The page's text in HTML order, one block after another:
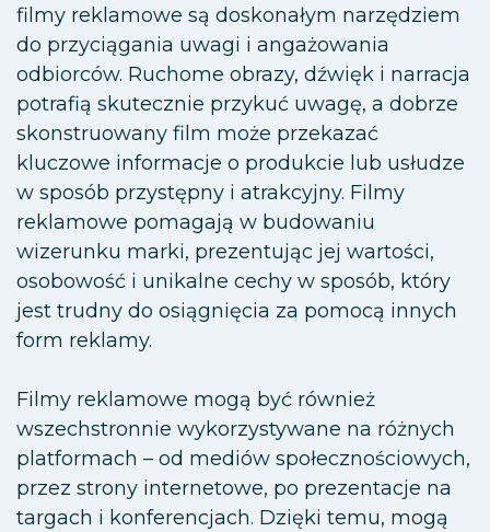
filmy reklamowe są doskonałym narzędziem
do przyciągania uwagi i angażowania
odbiorców. Ruchome obrazy, dźwięk i narracja
potrafią skutecznie przykuć uwagę, a dobrze
skonstruowany film może przekazać
kluczowe informacje o produkcie lub usłudze
w sposób przystępny i atrakcyjny. Filmy
reklamowe pomagają w budowaniu
wizerunku marki, prezentując jej wartości,
osobowość i unikalne cechy w sposób, który
jest trudny do osiągnięcia za pomocą innych
form reklamy.
Filmy reklamowe mogą być również
wszechstronnie wykorzystywane na różnych
platformach – od mediów społecznościowych,
przez strony internetowe, po prezentacje na
targach i konferencjach. Dzięki temu, mogą